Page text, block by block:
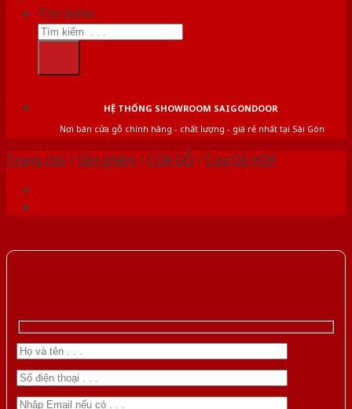
Tìm kiếm:
HỆ THỐNG SHOWROOM SAIGONDOOR
Nơi bán cửa gỗ chính hãng - chất lượng - giá rẻ nhất tại Sài Gòn
Trang chủ /Sản phẩm /CỬA GỖ /Cửa Gỗ HDF